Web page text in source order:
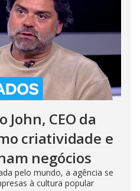
John, CEO da
criatividade e
negócios
pelo mundo, a agência se
à cultura popular